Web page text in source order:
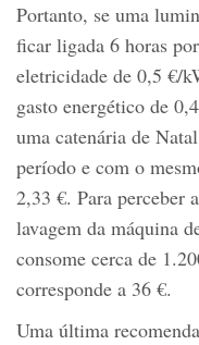
Portanto, se uma
ficar ligada 6 horas
eletricidade de 0,5 €/
gasto energético de
uma catenária de
período e com o
2,33 €. Para perceber
lavagem da máquina
consome cerca de
corresponde a 36 €.
Uma última